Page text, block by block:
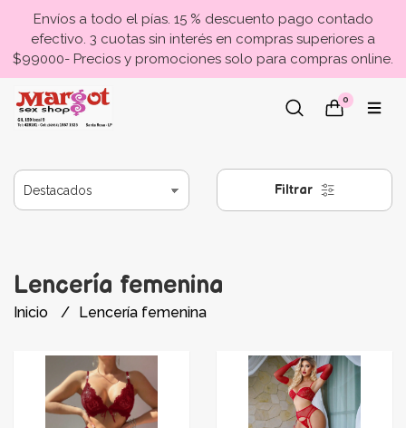
Envíos a todo el pías. 15 % descuento pago contado
efectivo. 3 cuotas sin interés en compras superiores a
$99000- Precios y promociones solo para compras online.
0
Filtrar
Lencería femenina
Inicio Lencería femenina